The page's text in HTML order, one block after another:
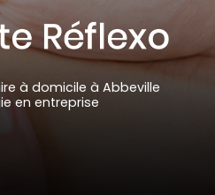
à domicile à Abbeville
en entreprise